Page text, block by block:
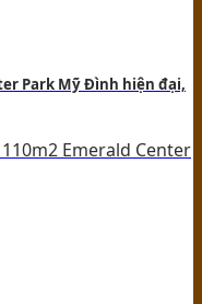
Park Mỹ Đình hiện đại,
Emerald Center